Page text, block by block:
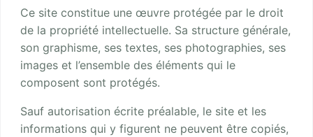
Ce site constitue une œuvre protégée par le droit
de la propriété intellectuelle. Sa structure générale,
son graphisme, ses textes, ses photographies, ses
images et l’ensemble des éléments qui le
composent sont protégés.
Sauf autorisation écrite préalable, le site et les
informations qui y figurent ne peuvent être copiés,